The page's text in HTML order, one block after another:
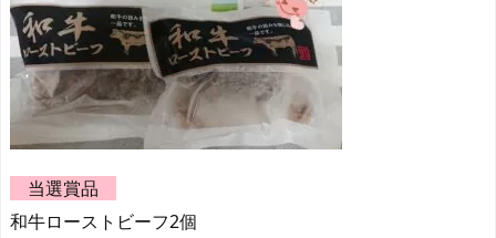
当選賞品
和牛ローストビーフ2個